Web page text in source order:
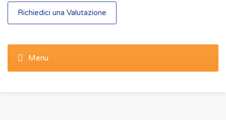
Richiedici una Valutazione